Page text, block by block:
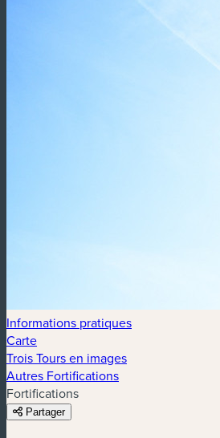
Informations pratiques
Carte
Trois Tours en images
Autres Fortifications
Fortifications
Partager